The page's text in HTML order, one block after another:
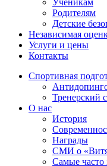
Ученикам
Родителям
Детские
Независимая
Услуги и цены
Контакты
Спортивная
Тренерский
О нас
История
Награды
СМИ о
Самые часто